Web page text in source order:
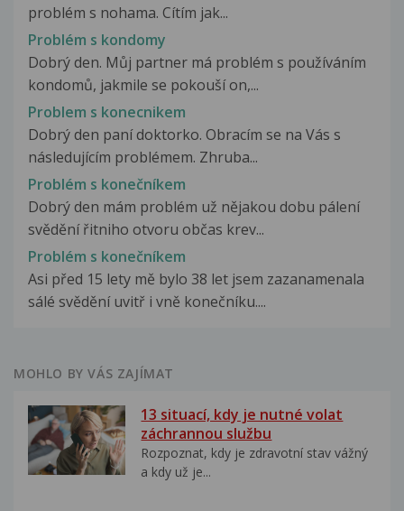
problém s nohama. Cítím jak...
Problém s kondomy
Dobrý den. Můj partner má problém s používáním
kondomů, jakmile se pokouší on,...
Problem s konecnikem
Dobrý den paní doktorko. Obracím se na Vás s
následujícím problémem. Zhruba...
Problém s konečníkem
Dobrý den mám problém už nějakou dobu pálení
svědění řitniho otvoru občas krev...
Problém s konečníkem
Asi před 15 lety mě bylo 38 let jsem zazanamenala
sálé svědění uvitř i vně konečníku....
MOHLO BY VÁS ZAJÍMAT
13 situací, kdy je nutné volat
záchrannou službu
Rozpoznat, kdy je zdravotní stav vážný
a kdy už je...